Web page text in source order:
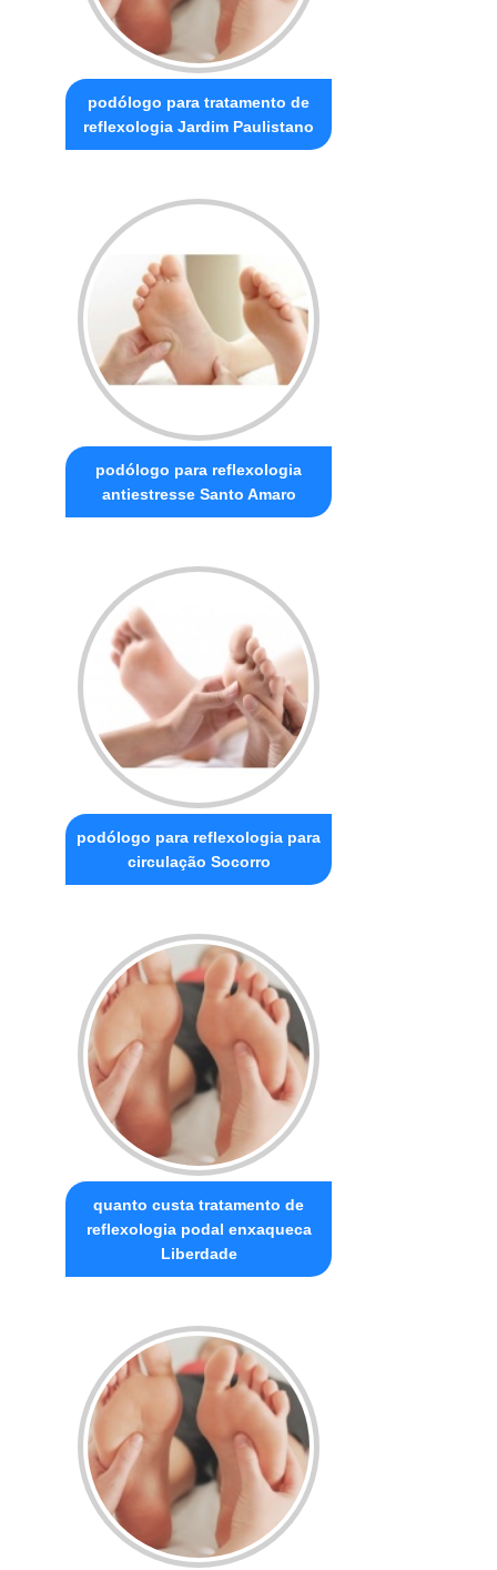
podólogo para tratamento de
reflexologia Jardim Paulistano
podólogo para reflexologia
antiestresse Santo Amaro
podólogo para reflexologia para
circulação Socorro
quanto custa tratamento de
reflexologia podal enxaqueca
Liberdade